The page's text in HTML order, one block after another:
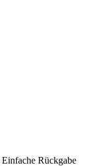
Einfache Rückgabe